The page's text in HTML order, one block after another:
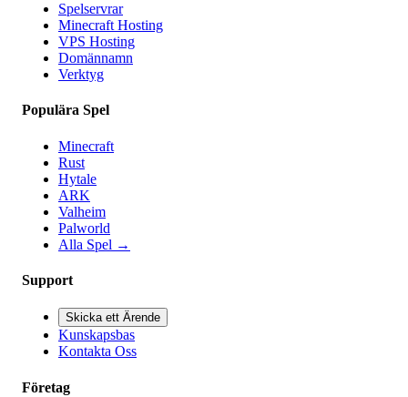
Spelservrar
Minecraft Hosting
VPS Hosting
Domännamn
Verktyg
Populära Spel
Minecraft
Rust
Hytale
ARK
Valheim
Palworld
Alla Spel →
Support
Skicka ett Ärende
Kunskapsbas
Kontakta Oss
Företag